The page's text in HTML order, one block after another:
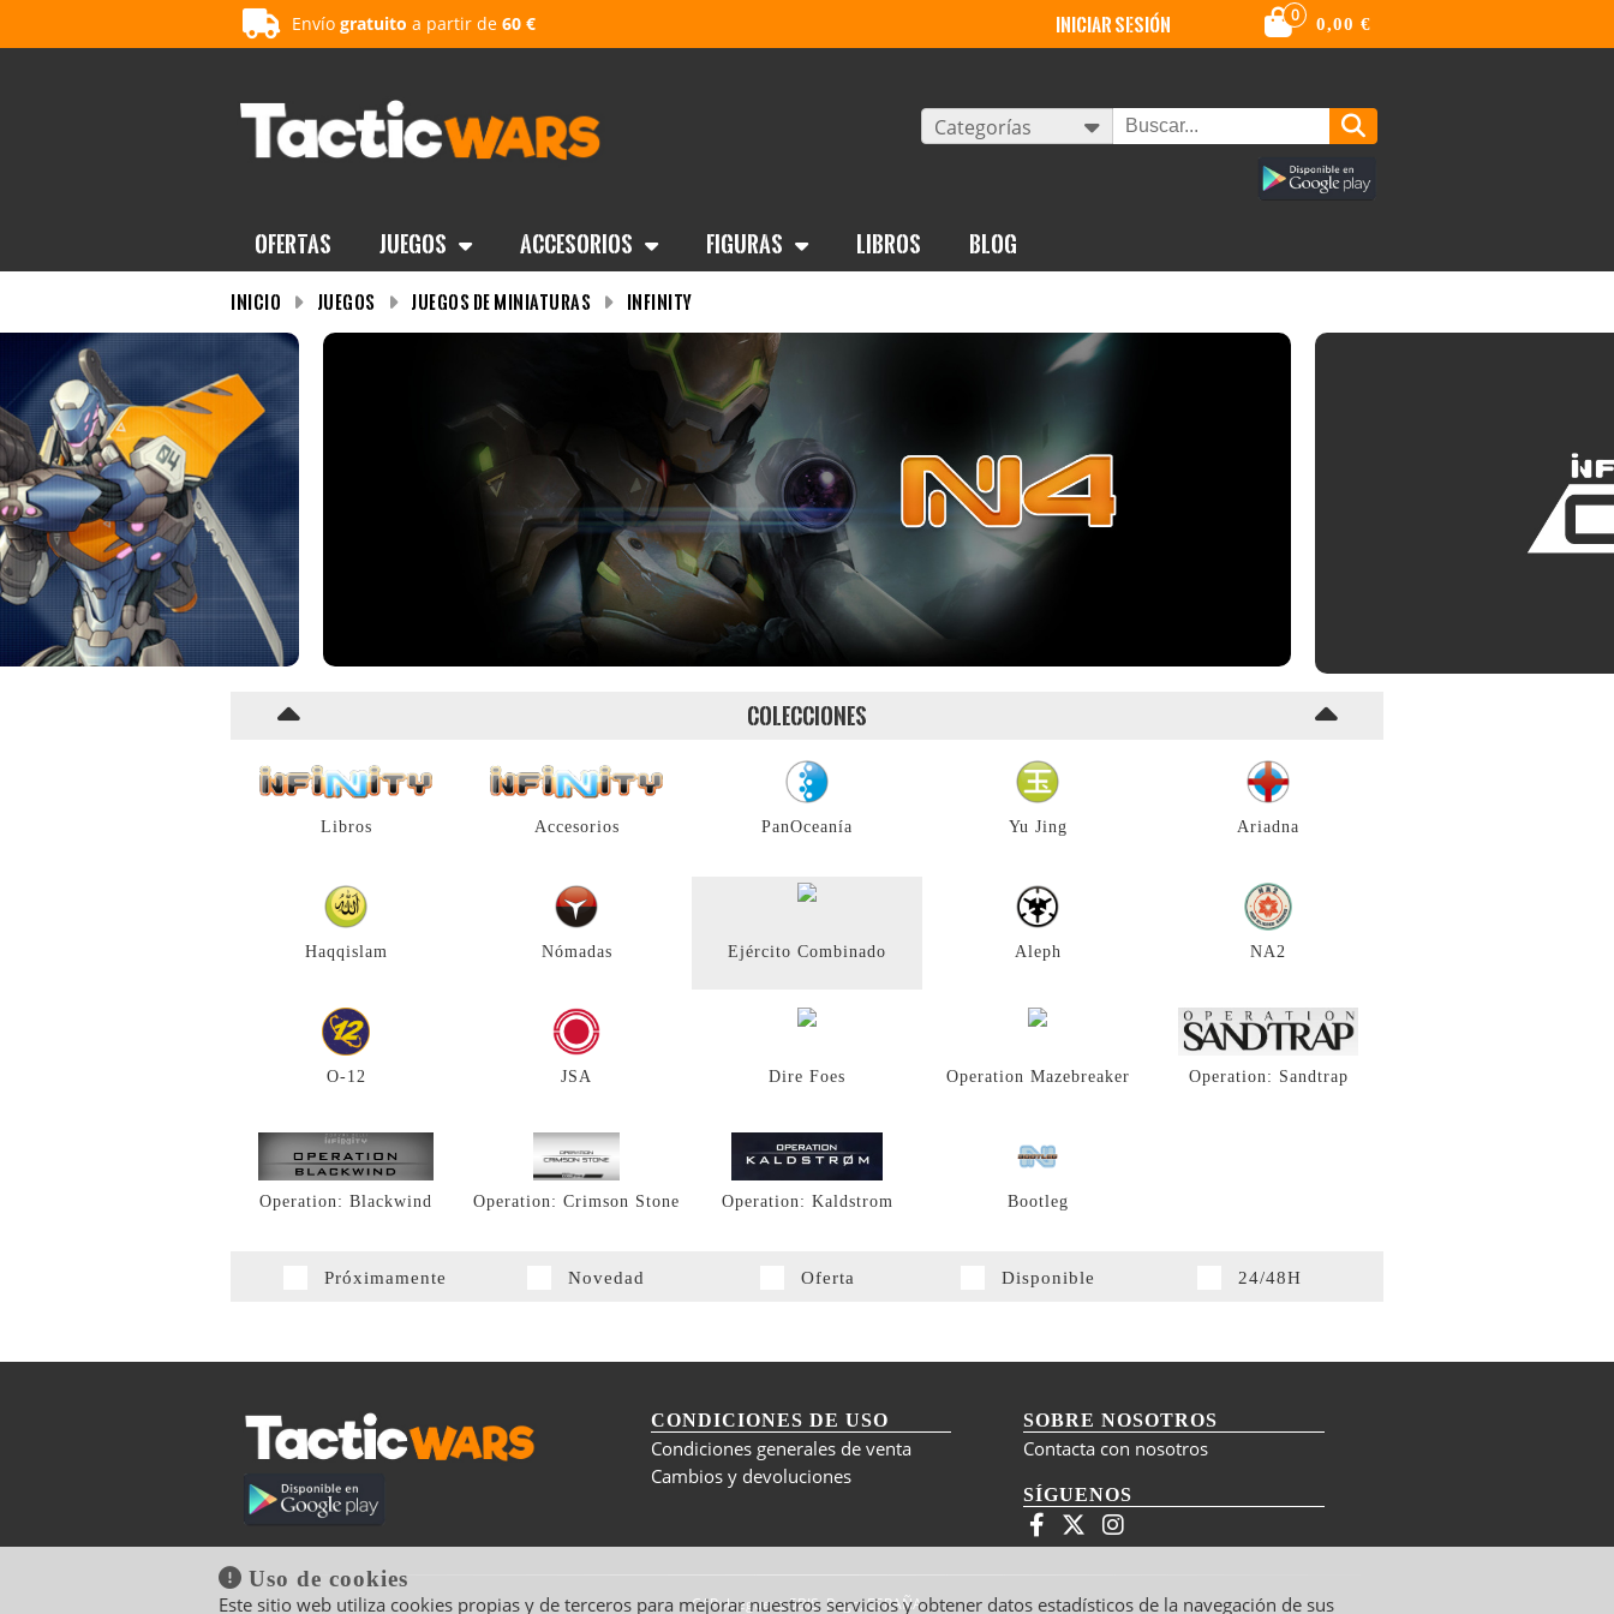
Envío gratuito a partir de 60 € 0 0,00 €
iniciar sesión
Categorías
OFERTAS Juegos Accesorios Figuras Libros BLOG
INICIO Juegos Juegos de miniaturas Infinity
COLECCIONES
Libros Accesorios PanOceanía Yu Jing Ariadna
Haqqislam Nómadas Ejército Combinado Aleph NA2
O-12 JSA Dire Foes Operation Mazebreaker Operation: Sandtrap
Operation: Blackwind Operation: Crimson Stone Operation: Kaldstrom Bootleg
Próximamente Novedad Oferta Disponible 24/48H
Uso de cookies
Este sitio web utiliza cookies propias y de terceros para mejorar nuestros servicios y obtener datos estadísticos de la navegación de sus
CONDICIONES DE USO
Condiciones generales de venta
Cambios y devoluciones
SOBRE NOSOTROS
Contacta con nosotros
SÍGUENOS
C/ Polseguera 5BIS, Pego, ESPAÑA